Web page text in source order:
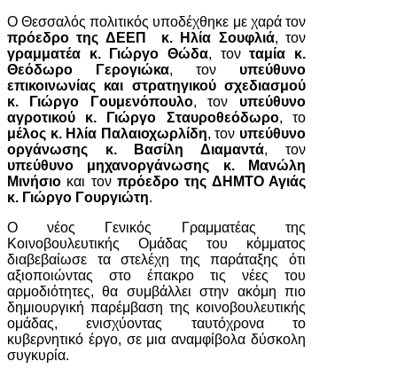
Ο Θεσσαλός πολιτικός υποδέχθηκε με χαρά τον
πρόεδρο της ΔΕΕΠ κ. Ηλία Σουφλιά, τον
γραμματέα κ. Γιώργο Θώδα, τονταμία κ.
Θεόδωρο Γερογιώκα, τον υπεύθυνο
επικοινωνίας και στρατηγικού σχεδιασμού
κ. Γιώργο Γουμενόπουλο, τον υπεύθυνο
αγροτικού κ. Γιώργο Σταυροθεόδωρο, το
μέλος κ. Ηλία Παλαιοχωρλίδη, τον υπεύθυνο
οργάνωσης κ. Βασίλη Διαμαντά, τον
υπεύθυνο μηχανοργάνωσης κ. Μανώλη
Μινήσιο και τον πρόεδρο της ΔΗΜΤΟ Αγιάς
κ. Γιώργο Γουργιώτη.
Ο νέος Γενικός Γραμματέας της
Κοινοβουλευτικής Ομάδας του κόμματος
διαβεβαίωσε τα στελέχη της παράταξης ότι
αξιοποιώντας στο έπακρο τις νέες του
αρμοδιότητες, θα συμβάλλει στην ακόμη πιο
δημιουργική παρέμβαση της κοινοβουλευτικής
ομάδας, ενισχύοντας ταυτόχρονα το
κυβερνητικό έργο, σε μια αναμφίβολα δύσκολη
συγκυρία.